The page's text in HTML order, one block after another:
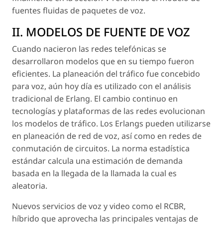
fuentes fluidas de paquetes de voz.
II. MODELOS DE FUENTE DE VOZ
Cuando nacieron las redes telefónicas se
desarrollaron modelos que en su tiempo fueron
eficientes. La planeación del tráfico fue concebido
para voz, aún hoy día es utilizado con el análisis
tradicional de Erlang. El cambio continuo en
tecnologías y plataformas de las redes evolucionan
los modelos de tráfico. Los Erlangs pueden utilizarse
en planeación de red de voz, así como en redes de
conmutación de circuitos. La norma estadística
estándar calcula una estimación de demanda
basada en la llegada de la llamada la cual es
aleatoria.
Nuevos servicios de voz y video como el RCBR,
híbrido que aprovecha las principales ventajas de